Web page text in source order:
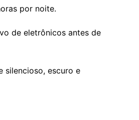
por noite.
de eletrônicos antes de
silencioso, escuro e